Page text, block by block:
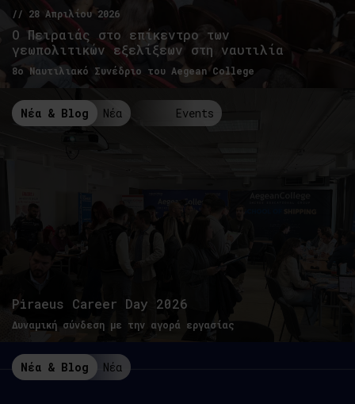
// 28 Απριλίου 2026
Ο Πειραιάς στο επίκεντρο των
γεωπολιτικών εξελίξεων στη ναυτιλία
8ο Ναυτιλιακό Συνέδριο του Aegean College
Νέα & Blog Νέα Events
Piraeus Career Day 2026
Δυναμική σύνδεση με την αγορά εργασίας
Νέα & Blog Νέα